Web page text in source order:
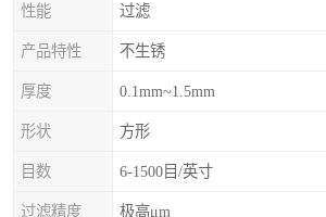
性能 过滤
产品特性 不生锈
厚度 0.1mm~1.5mm
形状 方形
目数 6-1500目/英寸
过滤精度 极高μm